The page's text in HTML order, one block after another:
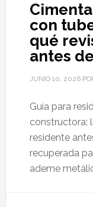
con
qué
antes
JUNIO 10, 2026
Guía para
constructora:
residente
recuperada
ademe